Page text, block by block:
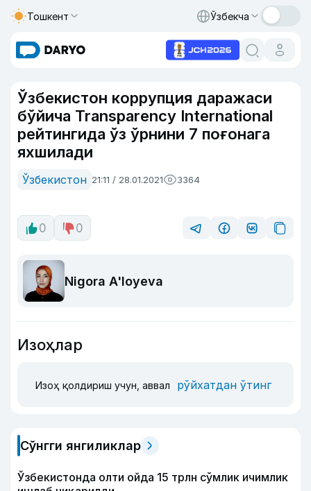
Тошкент Ўзбекча
Ўзбекистон коррупция даражаси
бўйича Transparency International
рейтингида ўз ўрнини 7 поғонага
яхшилади
Ўзбекистон 21:11 / 28.01.2021 3364
0 0
Nigora A'loyeva
Изоҳлар
Изоҳ қолдириш учун, аввал рўйхатдан ўтинг
Сўнгги янгиликлар
Ўзбекистонда олти ойда 15 трлн сўмлик ичимлик